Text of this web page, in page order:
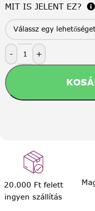
MIT IS JELENT EZ?
- +
20.000 Ft felett
ingyen szállítás